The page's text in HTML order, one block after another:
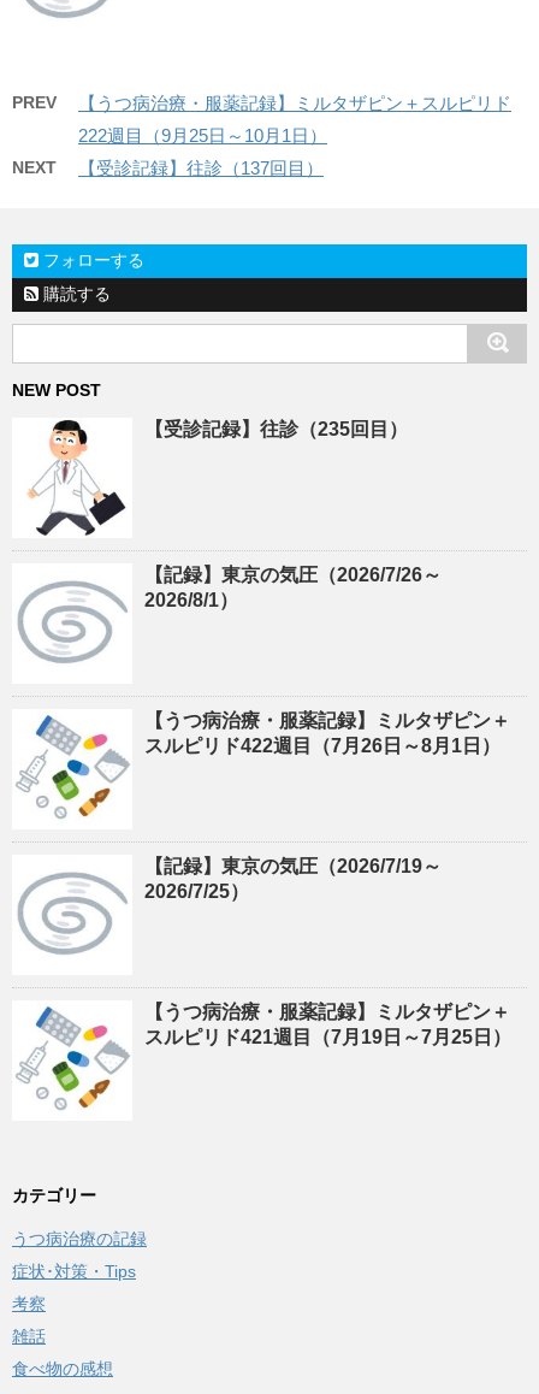
PREV
【うつ病治療・服薬記録】ミルタザピン＋スルピリド
222週目（9月25日～10月1日）
NEXT 【受診記録】往診（137回目）
フォローする
購読する
NEW POST
【受診記録】往診（235回目）
【記録】東京の気圧（2026/7/26～
2026/8/1）
【うつ病治療・服薬記録】ミルタザピン＋
スルピリド422週目（7月26日～8月1日）
【記録】東京の気圧（2026/7/19～
2026/7/25）
【うつ病治療・服薬記録】ミルタザピン＋
スルピリド421週目（7月19日～7月25日）
カテゴリー
うつ病治療の記録
症状･対策・Tips
考察
雑話
食べ物の感想